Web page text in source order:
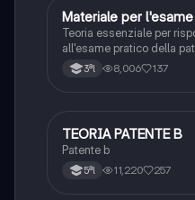
Altro
Materiale per
Teoria essenziale per
all'esame pratico della
3ªl 8,006 137
Altro
TEORIA PATENTE B
Patente b
5ªl 11,220 257